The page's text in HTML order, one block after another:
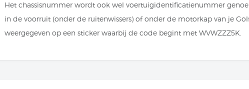
Het chassisnummer wordt ook wel voertuigidentificatienummer
in de voorruit (onder de ruitenwissers) of onder de motorkap van je
weergegeven op een sticker waarbij de code begint met WVWZZZ5K.